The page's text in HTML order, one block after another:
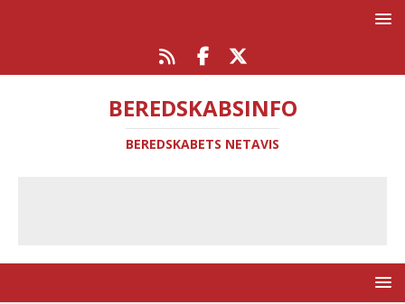
BEREDSKABSINFO
BEREDSKABETS NETAVIS